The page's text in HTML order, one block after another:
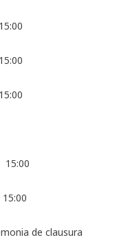
de clausura